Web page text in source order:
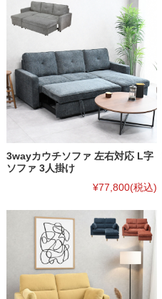
3wayカウチソファ 左右対応 L字
ソファ 3人掛け
¥77,800(税込)